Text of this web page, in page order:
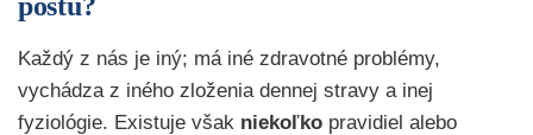
Každý z nás je iný; má iné zdravotné problémy,
vychádza z iného zloženia dennej stravy a inej
fyziológie. Existuje však niekoľko pravidiel alebo